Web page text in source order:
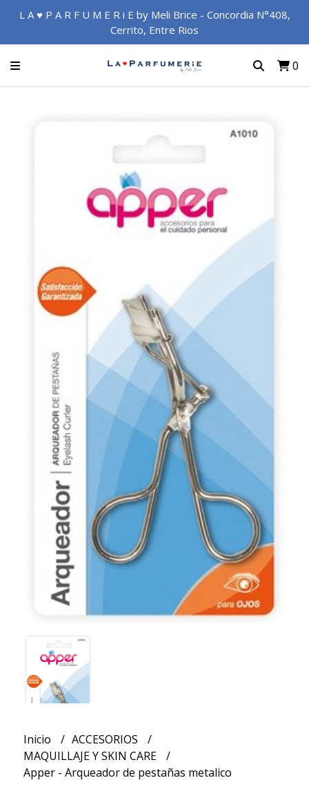
L A ♥ P A R F U M E R i E by Meli Brice - Concordia N°408,
Cerrito, Entre Rios
0
Inicio
ACCESORIOS
MAQUILLAJE Y SKIN CARE
Apper - Arqueador de pestañas metalico